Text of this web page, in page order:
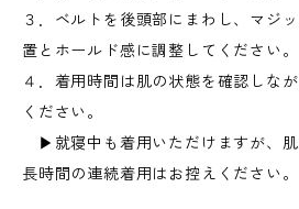
３．ベルトを後頭部にまわし、マジ
置とホールド感に調整してください。
４．着用時間は肌の状態を確認しな
ください。
▶就寝中も着用いただけますが、肌
長時間の連続着用はお控えください。